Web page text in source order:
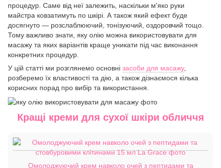
процедур. Саме від неї залежить, наскільки м'яко руки
майстра ковзатимуть по шкірі. А також який ефект буде
досягнуто — розслаблюючий, тонізуючий, оздоровчий тощо.
Тому важливо знати, яку олію можна використовувати для
масажу та яких варіантів краще уникати під час виконання
конкретних процедур.
У цій статті ми розглянемо основні засоби для масажу,
розберемо їх властивості та дію, а також дізнаємося кілька
корисних порад про вибір та використання.
Кращі креми для сухої шкіри обличчя
Омолоджуючий крем навколо очей з пептидами та